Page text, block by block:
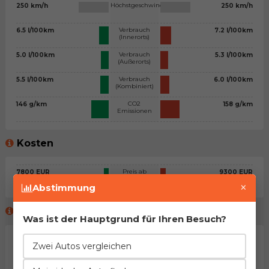
250 km/h
6.5 l/100km
5.0 l/100km
5.5 l/100km
146 g/km
Höchstgeschwindigkeit
Verbrauch
(Innerorts)
Verbrauch
(Außerorts)
Verbrauch
(Kombiniert)
CO2
Emissionen
250 km/h
7.2 l/100km
5.3 l/100km
6.0 l/100km
158 g/km
Kosten
7800 EUR Preis ab 9300 EUR
Allgemeine Stellungnahme
Na, man kann sagen, dass es sich um zwei sehr ähnliche
Abstimmung ×
Was ist der Hauptgrund für Ihren Besuch?
Zwei Autos vergleichen